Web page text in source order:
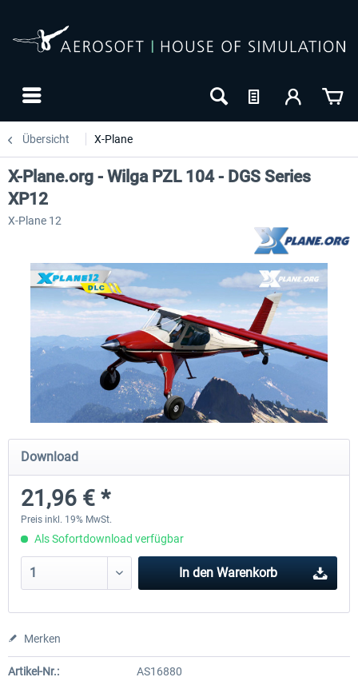
Übersicht X-Plane
Traffic Global for X-Plane 12/11
(Windows)
X-Plane.org - King Air 350
X-Plane.org - Wilga PZL 104 - DGS Series
XP12
X-Plane 12
Download
21,96 € *
Preis inkl. 19% MwSt.
Als Sofortdownload verfügbar
In den Warenkorb
Merken
Artikel-Nr.:
AS16880